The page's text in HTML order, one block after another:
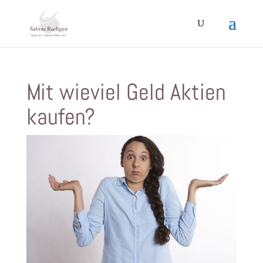
Mit wieviel Geld Aktien
kaufen?